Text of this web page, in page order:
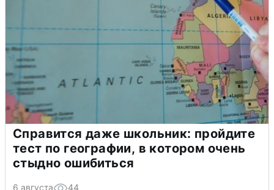
Справится даже школьник: пройдите
тест по географии, в котором очень
стыдно ошибиться
6 августа 44